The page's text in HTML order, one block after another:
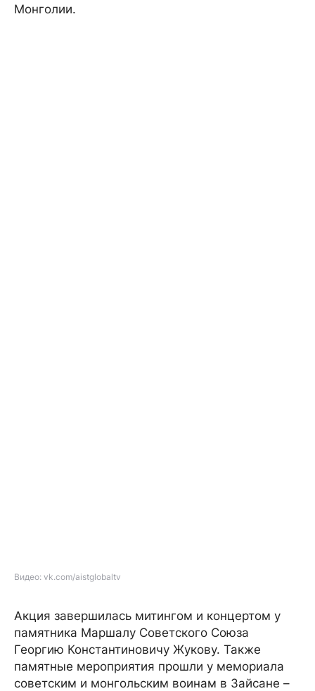
Монголии.
Видео: vk.com/aistglobaltv
Акция завершилась митингом и концертом у
памятника Маршалу Советского Союза
Георгию Константиновичу Жукову. Также
памятные мероприятия прошли у мемориала
советским и монгольским воинам в Зайсане –